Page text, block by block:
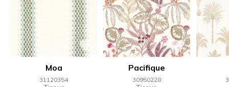
Moa
31120354
Pacifique
30950228